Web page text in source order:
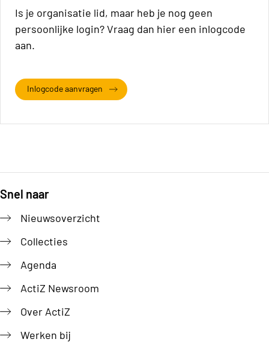
Is je organisatie lid, maar heb je nog geen
persoonlijke login? Vraag dan hier een inlogcode
aan.
Inlogcode aanvragen
Snel naar
Nieuwsoverzicht
Collecties
Agenda
ActiZ Newsroom
Over ActiZ
Werken bij